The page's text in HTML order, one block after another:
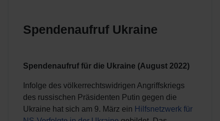
Spendenaufruf Ukraine
Spendenaufruf für die Ukraine (August 2022)
Infolge des völkerrechtswidrigen Angriffskriegs
des russischen Präsidenten Putin gegen die
Ukraine hat sich am 9. März ein Hilfsnetzwerk für